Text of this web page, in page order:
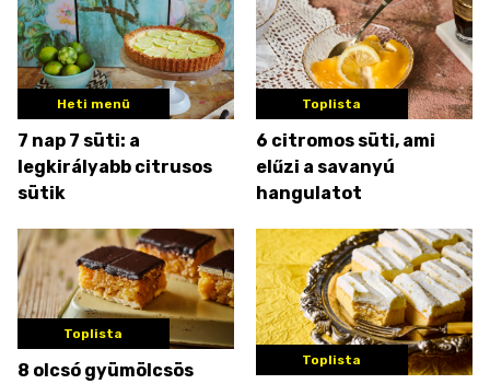
Heti menü
7 nap 7 süti: a
legkirályabb citrusos
sütik
Toplista
6 citromos süti, ami
elűzi a savanyú
hangulatot
Toplista
8 olcsó gyümölcsös
Toplista